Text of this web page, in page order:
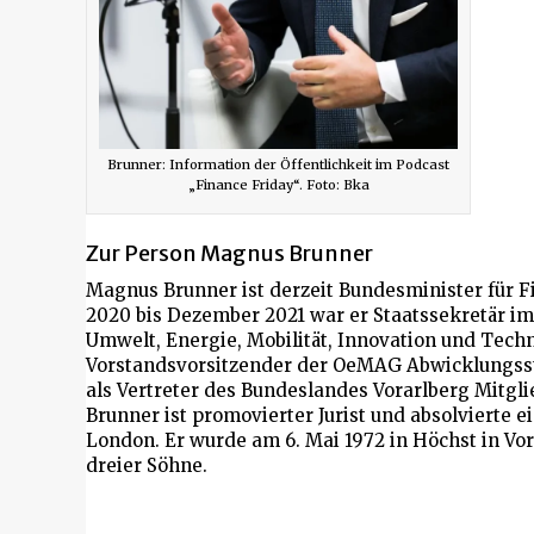
Brunner: Information der Öffentlichkeit im Podcast
„Finance Friday“. Foto: Bka
Zur Person Magnus Brunner
Magnus Brunner ist derzeit Bundesminister für
2020 bis Dezember 2021 war er Staatssekretär
Umwelt, Energie, Mobilität, Innovation und
Vorstandsvorsitzender der OeMAG
als Vertreter des Bundeslandes Vorarlberg
Brunner ist promovierter Jurist und absolvierte
London. Er wurde am 6. Mai 1972 in Höchst in
dreier Söhne.